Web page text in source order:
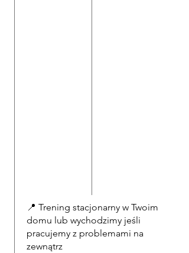
📍 Trening stacjonarny w Twoim
domu lub wychodzimy jeśli
pracujemy z problemami na
zewnątrz